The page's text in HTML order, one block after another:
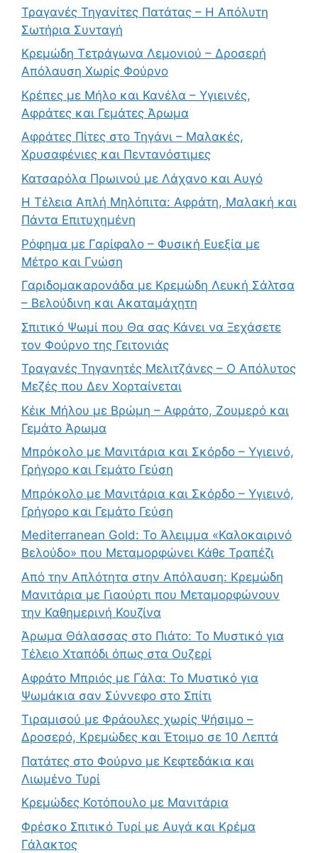
Τραγανές Τηγανίτες Πατάτας – Η Απόλυτη
Σωτήρια Συνταγή
Κρεμώδη Τετράγωνα Λεμονιού – Δροσερή
Απόλαυση Χωρίς Φούρνο
Κρέπες με Μήλο και Κανέλα – Υγιεινές,
Αφράτες και Γεμάτες Άρωμα
Αφράτες Πίτες στο Τηγάνι – Μαλακές,
Χρυσαφένιες και Πεντανόστιμες
Κατσαρόλα Πρωινού με Λάχανο και Αυγό
Η Τέλεια Απλή Μηλόπιτα: Αφράτη, Μαλακή και
Πάντα Επιτυχημένη
Ρόφημα με Γαρίφαλο – Φυσική Ευεξία με
Μέτρο και Γνώση
Γαριδομακαρονάδα με Κρεμώδη Λευκή Σάλτσα
– Βελούδινη και Ακαταμάχητη
Σπιτικό Ψωμί που Θα σας Κάνει να Ξεχάσετε
τον Φούρνο της Γειτονιάς
Τραγανές Τηγανητές Μελιτζάνες – Ο Απόλυτος
Μεζές που Δεν Χορταίνεται
Κέικ Μήλου με Βρώμη – Αφράτο, Ζουμερό και
Γεμάτο Άρωμα
Μπρόκολο με Μανιτάρια και Σκόρδο – Υγιεινό,
Γρήγορο και Γεμάτο Γεύση
Μπρόκολο με Μανιτάρια και Σκόρδο – Υγιεινό,
Γρήγορο και Γεμάτο Γεύση
Mediterranean Gold: Το Άλειμμα «Καλοκαιρινό
Βελούδο» που Μεταμορφώνει Κάθε Τραπέζι
Από την Απλότητα στην Απόλαυση: Κρεμώδη
Μανιτάρια με Γιαούρτι που Μεταμορφώνουν
την Καθημερινή Κουζίνα
Άρωμα Θάλασσας στο Πιάτο: Το Μυστικό για
Τέλειο Χταπόδι όπως στα Ουζερί
Αφράτο Μπριός με Γάλα: Το Μυστικό για
Ψωμάκια σαν Σύννεφο στο Σπίτι
Τιραμισού με Φράουλες χωρίς Ψήσιμο –
Δροσερό, Κρεμώδες και Έτοιμο σε 10 Λεπτά
Πατάτες στο Φούρνο με Κεφτεδάκια και
Λιωμένο Τυρί
Κρεμώδες Κοτόπουλο με Μανιτάρια
Φρέσκο Σπιτικό Τυρί με Αυγά και Κρέμα
Γάλακτος